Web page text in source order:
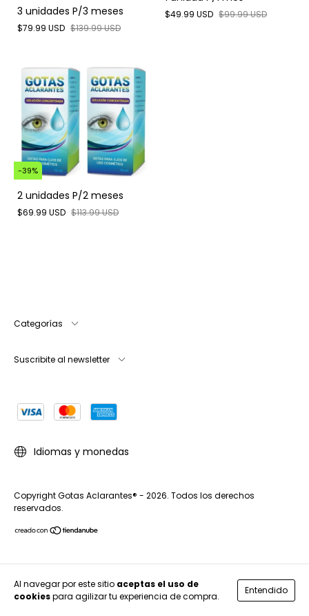
Al navegar por este sitio aceptas el uso de
cookiespara agilizar tu experiencia de compra.
Entendido
3 unidades P/3 meses
$79.99 USD $139.99 USD
$49.99 USD $99.99 USD
-39%
2 unidades P/2 meses
$69.99 USD $113.99 USD
Categorías
Suscribite al newsletter
Idiomas y monedas
Copyright Gotas Aclarantes® - 2026. Todos los derechos
reservados.